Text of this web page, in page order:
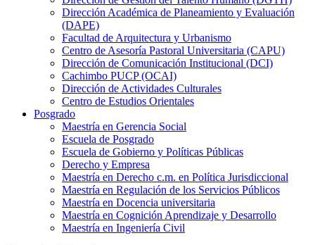
Dirección Académica de Planeamiento y Evaluación
(DAPE)
Facultad de Arquitectura y Urbanismo
Centro de Asesoría Pastoral Universitaria (CAPU)
Dirección de Comunicación Institucional (DCI)
Cachimbo PUCP (OCAI)
Dirección de Actividades Culturales
Centro de Estudios Orientales
Posgrado
Maestría en Gerencia Social
Escuela de Posgrado
Escuela de Gobierno y Políticas Públicas
Derecho y Empresa
Maestría en Derecho c.m. en Política Jurisdiccional
Maestría en Regulación de los Servicios Públicos
Maestría en Docencia universitaria
Maestría en Cognición Aprendizaje y Desarrollo
Maestría en Ingeniería Civil